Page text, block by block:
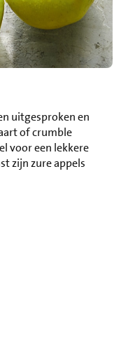
uitgesproken en
of crumble
voor een lekkere
zijn zure appels